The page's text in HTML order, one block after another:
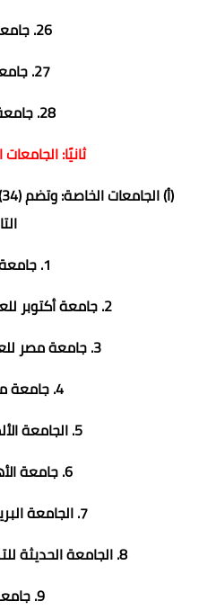
26. جامعة مطروح.
27. جامعة الأقصر.
28. جامعة الغردقة.
ثانيًا:
1. جامعة 6 أكتوبر.
2. جامعة أكتوبر للعلوم الحديثة والآداب.
3. جامعة مصر للعلوم والتكنولوجيا.
4. جامعة مصر الدولية.
5. الجامعة الألمانية بالقاهرة.
6. جامعة الأهرام الكندية.
7. الجامعة البريطانية في مصر.
8. الجامعة الحديثة للتكنولوجيا والمعلومات.
9. جامعة سيناء.